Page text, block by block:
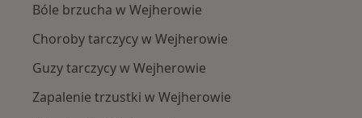
Bóle brzucha w Wejherowie
Choroby tarczycy w Wejherowie
Guzy tarczycy w Wejherowie
Zapalenie trzustki w Wejherowie